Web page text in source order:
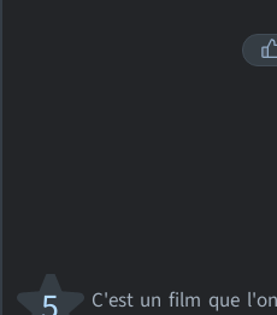
C'est un film que